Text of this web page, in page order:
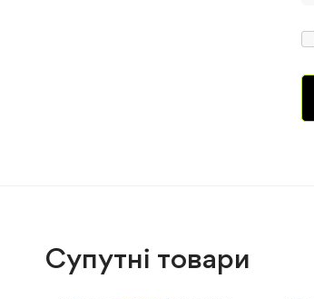
Супутні товари